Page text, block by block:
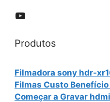
YouTube
Produtos
Filmadora sony hdr-
Filmas Custo Benefício
Começar a Gravar hdmi